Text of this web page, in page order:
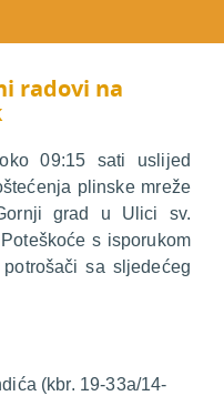
radovi na
09:15 sati uslijed
plinske mreže
grad u Ulici sv.
s isporukom
sa sljedećeg
(kbr. 19-33a/14-